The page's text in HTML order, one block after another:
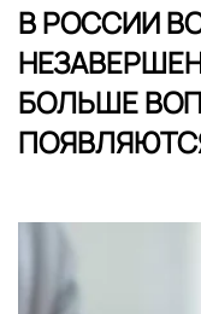
В РОССИИ
БОЛЬШЕ